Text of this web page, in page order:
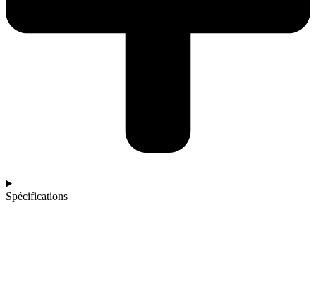
Spécifications